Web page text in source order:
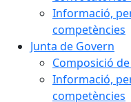
Informació,
competències
Junta de Govern
Composició
Informació,
competències